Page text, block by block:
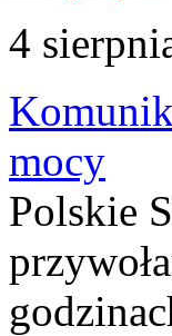
4
mocy
Polskie